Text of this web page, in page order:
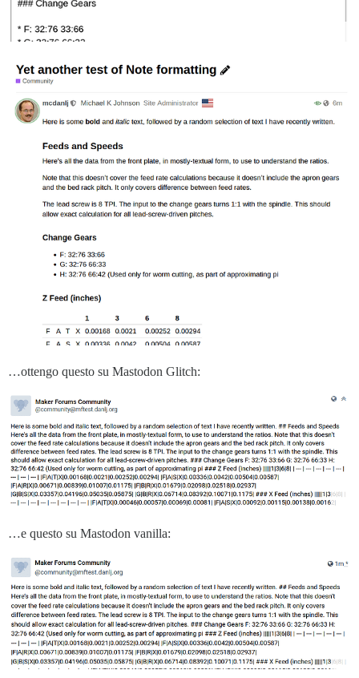
…ottengo questo su Mastodon Glitch:
…e questo su Mastodon vanilla: